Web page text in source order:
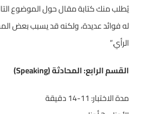
يُطلب منك كتابة مقال حول الموضوع
له فوائد عديدة، ولكنه قد يسبب بعض
الرأي.”
القسم الرابع: المحادثة (Speaking)
مدة الاختبار: 11-14 دقيقة